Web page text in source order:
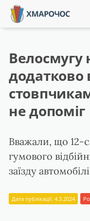
Велосмугу
додатково
не допоміг
Вважали, що 12-
гумового
заїзду
Дата публікації: 4.3.2024